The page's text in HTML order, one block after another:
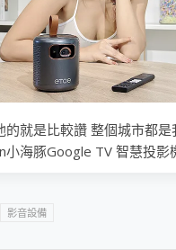
的就是比較讚 整個城市都
小海豚Google TV 智慧投影
影音設備